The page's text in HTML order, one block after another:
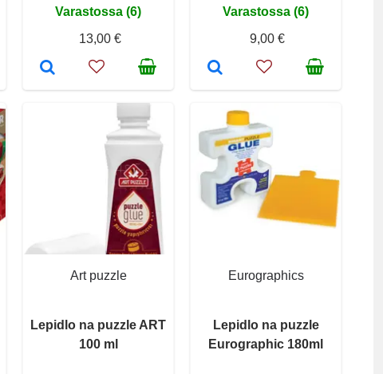
Varastossa (6)
13,00 €
Varastossa (6)
9,00 €
Art puzzle
Lepidlo na puzzle ART
100 ml
Eurographics
Lepidlo na puzzle
Eurographic 180ml